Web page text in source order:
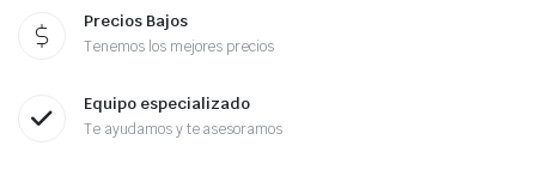
Precios Bajos
Tenemos los mejores precios
Equipo especializado
Te ayudamos y te asesoramos